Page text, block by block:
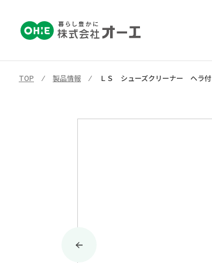
TOP ⁄ 製品情報 ⁄ ＬＳ シューズクリーナー ヘラ付